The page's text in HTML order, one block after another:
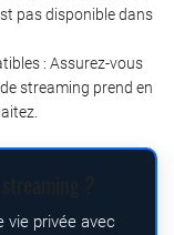
pas disponible dans
: Assurez-vous
streaming prend en
vie privée avec